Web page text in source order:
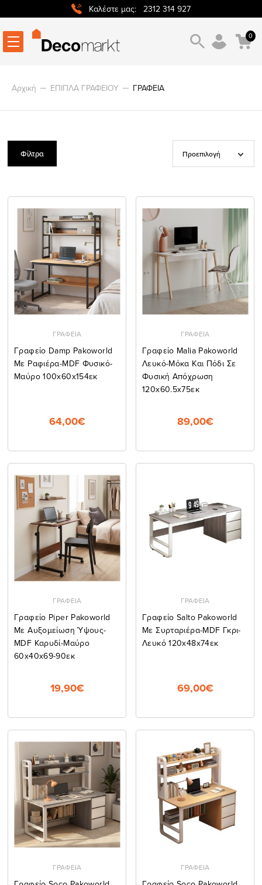
Καλέστε μας: 2312 314 927
0
Αρχική ΕΠΙΠΛΑ ΓΡΑΦΕΙΟΥ ΓΡΑΦΕΙΑ
Φίλτρα
ΓΡΑΦΕΙΑ
Γραφείο Damp Pakoworld
Με Ραφιέρα-MDF Φυσικό-
Μαύρο 100x60x154εκ
64,00€
ΓΡΑΦΕΙΑ
Γραφείο Malia Pakoworld
Λευκό-Μόκα Και Πόδι Σε
Φυσική Απόχρωση
120x60.5x75εκ
89,00€
ΓΡΑΦΕΙΑ
Γραφείο Piper Pakoworld
Με Αυξομείωση Ύψους-
MDF Καρυδί-Μαύρο
60x40x69-90εκ
19,90€
ΓΡΑΦΕΙΑ
Γραφείο Salto Pakoworld
Με Συρταριέρα-MDF Γκρι-
Λευκό 120x48x74εκ
69,00€
ΓΡΑΦΕΙΑ ΓΡΑΦΕΙΑ